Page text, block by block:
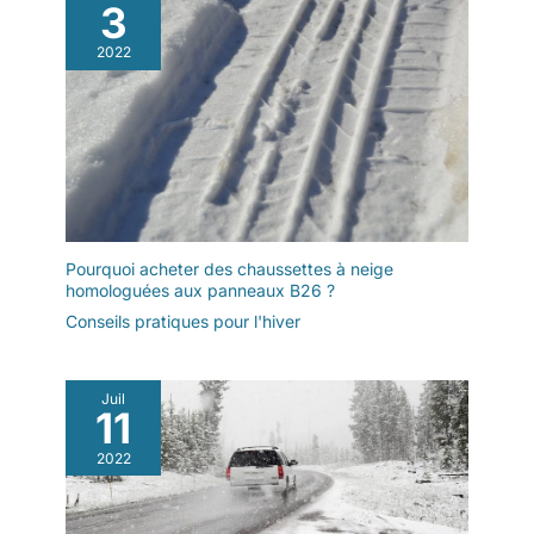
bidirectionnelle, les
fermetures velcro
robustes sur les jambes
et les coutures
entièrement scellées,
ainsi que le haut dos
protecteur, empêchent la
pénétration d'humidité et
offrent un confort
optimal Les bretelles
réglables, la taille
élastique et la
du siège et du genou
et une liberté de
mouvement maximale
Dans la poche, vos
accessoires sont
protégés de l'humidité,
rapidement à portée de
3
2022
Pourquoi acheter des chaussettes à neige
homologuées aux panneaux B26 ?
Conseils pratiques pour l'hiver
Juil
11
2022